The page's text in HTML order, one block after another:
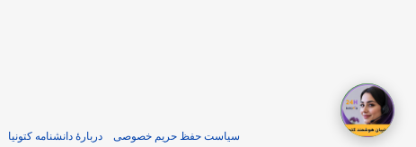
سیاست حفظ حریم خصوصی دربارهٔ دانشنامه کتونیا